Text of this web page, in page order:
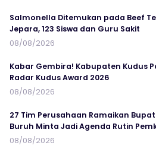
Salmonella Ditemukan pada Beef
Jepara, 123 Siswa dan Guru Sakit
08/08/2026
Kabar Gembira! Kabupaten Kudus
Radar Kudus Award 2026
08/08/2026
27 Tim Perusahaan Ramaikan
Buruh Minta Jadi Agenda Rutin
08/08/2026